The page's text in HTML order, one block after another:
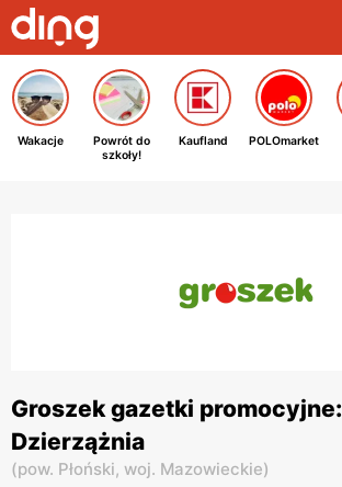
Wakacje
Powrót do
szkoły!
Kaufland POLOmarket
Groszek gazetki promocyjne:
Dzierzążnia
(pow. Płoński, woj. Mazowieckie)